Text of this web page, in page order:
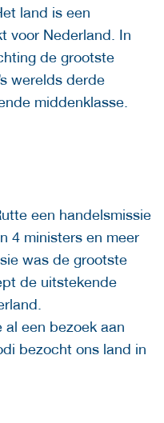
land is een
voor Nederland. In
de grootste
werelds derde
middenklasse.
een handelsmissie
4 ministers en meer
was de grootste
de uitstekende
een bezoek aan
bezocht ons land in